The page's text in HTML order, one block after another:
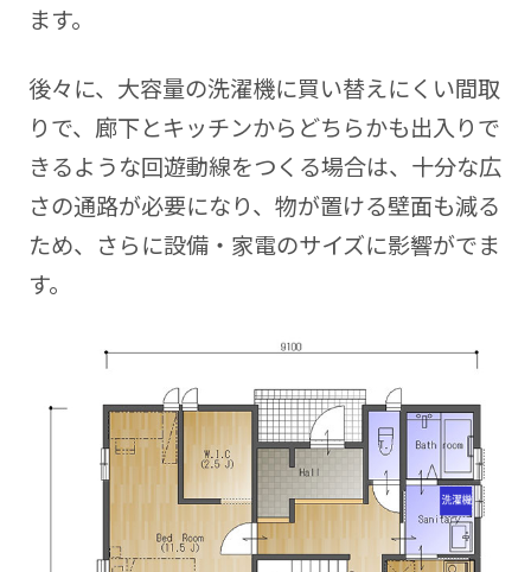
ます。
後々に、大容量の洗濯機に買い替えにくい間取
りで、廊下とキッチンからどちらかも出入りで
きるような回遊動線をつくる場合は、十分な広
さの通路が必要になり、物が置ける壁面も減る
ため、さらに設備・家電のサイズに影響がでま
す。